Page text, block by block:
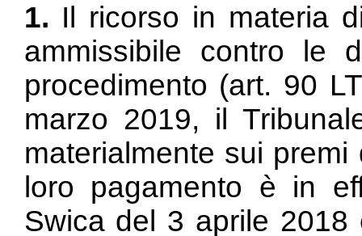
1. Il ricorso in materia
ammissibile contro le
procedimento (art. 90
marzo 2019, il
materialmente sui
loro pagamento è in
Swica del 3 aprile